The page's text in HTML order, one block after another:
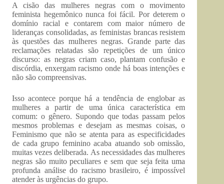
A cisão das mulheres negras com o movimento
feminista hegemônico nunca foi fácil. Por deterem o
domínio racial e contarem com maior número de
lideranças consolidadas, as feministas brancas resistem
às questões das mulheres negras. Grande parte das
reclamações relatadas são repetições de um único
discurso: as negras criam caso, plantam confusão e
discórdia, enxergam racismo onde há boas intenções e
não são compreensivas.
Isso acontece porque há a tendência de englobar as
mulheres a partir de uma única característica em
comum: o gênero. Supondo que todas passam pelos
mesmos problemas e desejam as mesmas coisas, o
Feminismo que não se atenta para as especificidades
de cada grupo feminino acaba atuando sob omissão,
muitas vezes deliberada. As necessidades das mulheres
negras são muito peculiares e sem que seja feita uma
profunda análise do racismo brasileiro, é impossível
atender às urgências do grupo.